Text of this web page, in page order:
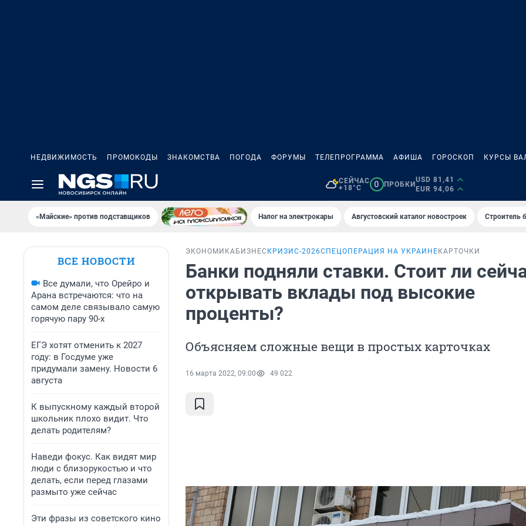
НЕДВИЖИМОСТЬ ПРОМОКОДЫ ЗНАКОМСТВА ПОГОДА ФОРУМЫ ТЕЛЕПРОГРАММА АФИША ГОРОСКОП КУРСЫ
СЕЙЧАС
+18°C
0 ПРОБКИ
USD 81,41
EUR 94,06
«Майские» против подставщиков Налог на электрокары Августовский каталог новостроек Строитель
ВСЕ НОВОСТИ
Все думали, что Орейро и
Арана встречаются: что на
самом деле связывало самую
горячую пару 90-х
ЕГЭ хотят отменить к 2027
году: в Госдуме уже
придумали замену. Новости 6
августа
К выпускному каждый второй
школьник плохо видит. Что
делать родителям?
Наведи фокус. Как видят мир
люди с близорукостью и что
делать, если перед глазами
размыто уже сейчас
Эти фразы из советского кино
ЭКОНОМИКА БИЗНЕС КРИЗИС-2026СПЕЦОПЕРАЦИЯ НА УКРАИНЕ КАРТОЧКИ
Банки подняли ставки. Стоит ли
открывать вклады под высокие
проценты?
Объясняем сложные вещи в простых карточках
16 марта 2022, 09:00 49 022